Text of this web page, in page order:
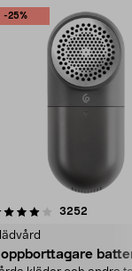
-25%
3252
4.5av 5 stjärnor